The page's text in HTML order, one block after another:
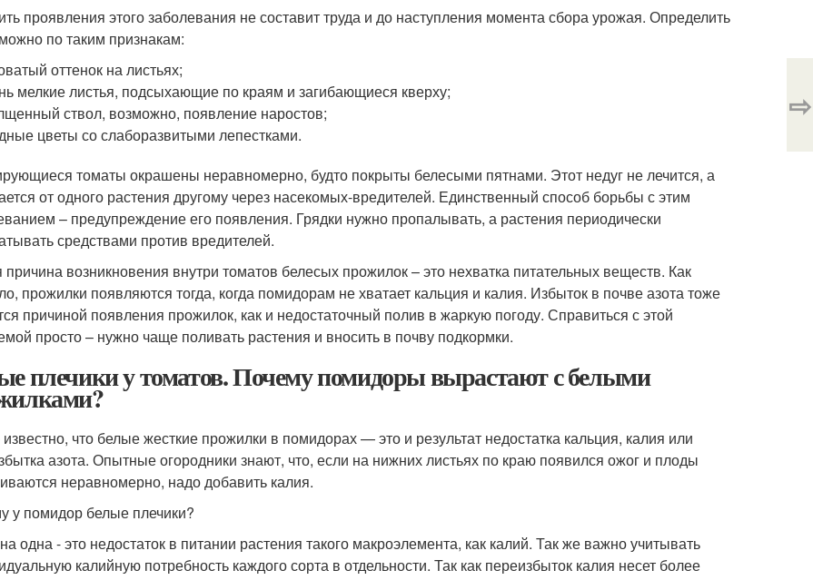
проявления этого заболевания не составит труда и до наступления момента сбора урожая. Определить
по таким признакам:
оттенок на листьях;
мелкие листья, подсыхающие по краям и загибающиеся кверху;
ствол, возможно, появление наростов;
цветы со слаборазвитыми лепестками.
томаты окрашены неравномерно, будто покрыты белесыми пятнами. Этот недуг не лечится, а
от одного растения другому через насекомых-вредителей. Единственный способ борьбы с этим
– предупреждение его появления. Грядки нужно пропалывать, а растения периодически
средствами против вредителей.
причина возникновения внутри томатов белесых прожилок – это нехватка питательных веществ. Как
прожилки появляются тогда, когда помидорам не хватает кальция и калия. Избыток в почве азота тоже
причиной появления прожилок, как и недостаточный полив в жаркую погоду. Справиться с этой
просто – нужно чаще поливать растения и вносить в почву подкормки.
плечики у томатов. Почему помидоры вырастают с белыми
что белые жесткие прожилки в помидорах — это и результат недостатка кальция, калия или
азота. Опытные огородники знают, что, если на нижних листьях по краю появился ожог и плоды
неравномерно, надо добавить калия.
у помидор белые плечики?
одна - это недостаток в питании растения такого макроэлемента, как калий. Так же важно учитывать
калийную потребность каждого сорта в отдельности. Так как переизбыток калия несет более
⇨